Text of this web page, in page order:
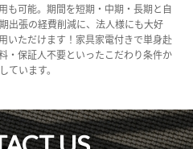
も可能。期間を短期・中期・長期と自
出張の経費削減に、法人様にも大好
いただけます！家具家電付きで単身赴
・保証人不要といったこだわり条件か
ています。